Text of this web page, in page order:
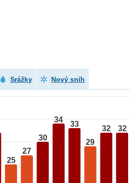
Srážky Nový sníh
25
27
30
34
33
29
32 32